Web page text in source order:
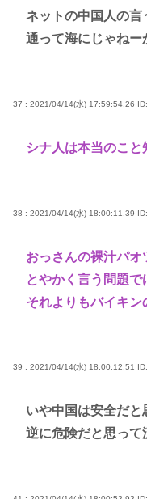
ネットの中国人の言
通って海にじゃねー
37 : 2021/04/14(水) 17:59:54.26
シナ人は本当のこ
38 : 2021/04/14(水) 18:00:11.39
おっさんの裸汁パ
とやかく言う問題で
それよりもバイキ
39 : 2021/04/14(水) 18:00:12.51
いや中国は安全だと
逆に危険だと思って